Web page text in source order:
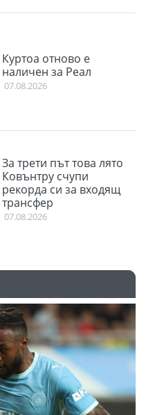
Куртоа отново е
наличен за Реал
07.08.2026
За трети път това лято
Ковънтру счупи
рекорда си за входящ
трансфер
07.08.2026